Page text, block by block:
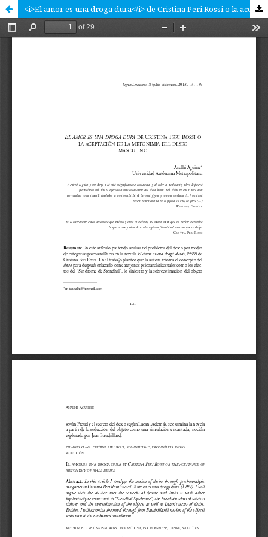
<i>El amor es una droga dura</i> de Cristina Peri Rossi o la aceptación de la metonimia del deseo masculino